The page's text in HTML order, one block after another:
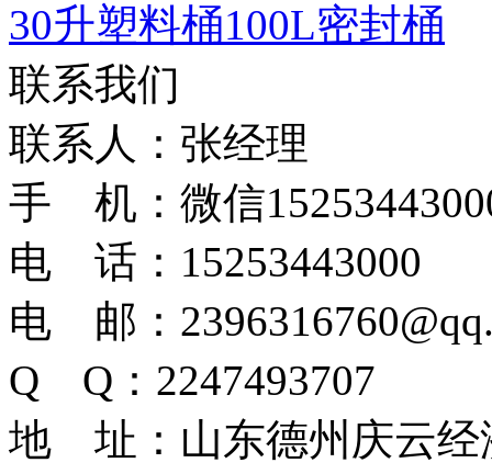
30升塑料桶100L密封桶
联系我们
联系人：张经理
手 机：微信
电 话：15253443000
电 邮：
Q Q：2247493707
地 址：山东德州庆云经